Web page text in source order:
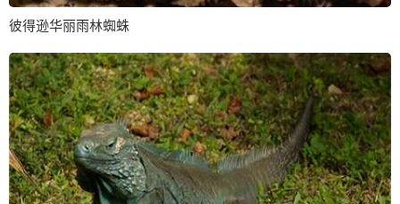
彼得逊华丽雨林蜘蛛